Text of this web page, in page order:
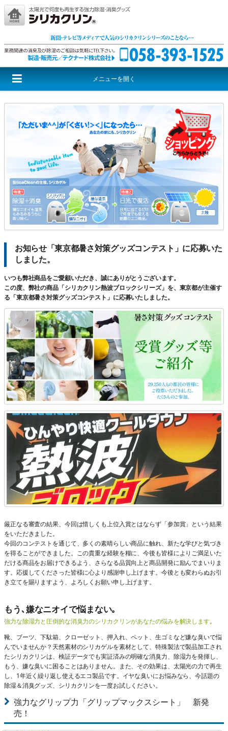
メニューを開く
尊厳シリーズ 音援団シリーズ レッドウルフ
お知らせ「東京都暑さ対策グッズコンテスト」に応募いた
しました。
いつも弊社商品をご愛顧いただき、誠にありがとうございます。
この度、弊社の商品「シリカクリン熱波ブロックシリーズ」を、東京都が主催す
る「東京都暑さ対策グッズコンテスト」に応募いたしました。
厳正なる審査の結果、今回は惜しくも上位入賞とはならず「参加賞」という結果
をいただきました。
今回のコンテストを通じて、多くの素晴らしい商品に触れ、新たな学びと気づき
を得ることができました。この貴重な経験を糧に、今後も皆様によりご満足いた
だける商品をお届けできるよう、さらなる品質向上と商品開発に励んでまいりま
す。応援してくださった皆様に心より感謝申し上げます。今後とも変わらぬお引
き立てを賜りますよう、よろしくお願い申し上げます。
もう､嫌なニオイで悩まない｡
強力な除湿力と圧倒的な消臭力のシリカクリンがあなたの悩みを解決します｡
靴、ブーツ、下駄箱、クローゼット、押入れ、ペット、生ゴミなど嫌な臭いで悩
んでいませんか？天然素材のシリカゲルを素材として、特殊製法で製品加工され
たシリカクリンは、検証データでも実証済みの明確な消臭力、除湿力を発揮し、
もう、嫌な臭いに困ることはありません。また、その効果は、太陽光の力で再生
し、1年近く繰り返し使えるエコ製品です。イヤな臭いにお悩みなら、今話題の
除湿＆消臭グッズ、シリカクリンを一度お試しください。
強力なグリップ力「グリップマックスシート」 新発
売！